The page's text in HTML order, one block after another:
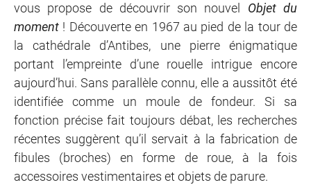
vous propose de découvrir son nouvel Objet du
moment ! Découverte en 1967 au pied de la tour de
la cathédrale d’Antibes, une pierre énigmatique
portant l’empreinte d’une rouelle intrigue encore
aujourd’hui. Sans parallèle connu, elle a aussitôt été
identifiée comme un moule de fondeur. Si sa
fonction précise fait toujours débat, les recherches
récentes suggèrent qu’il servait à la fabrication de
fibules (broches) en forme de roue, à la fois
accessoires vestimentaires et objets de parure.